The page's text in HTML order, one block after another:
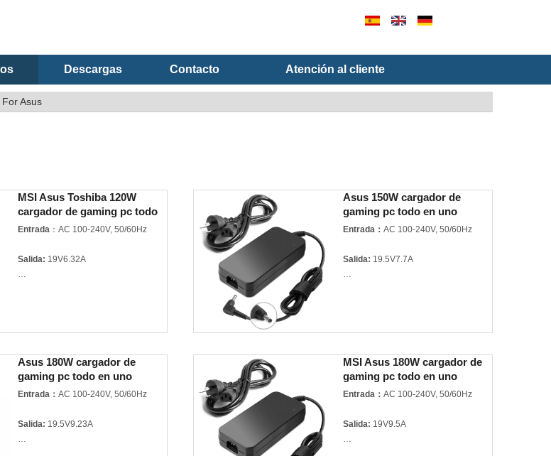
Descargas Contacto Atención al cliente
For Asus
MSI Asus Toshiba 120W
cargador de gaming pc todo
en uno adaptador de
Entrada ：AC 100-240V, 50/60Hz
Salida: 19V6.32A
Modelo:Q130-19V6.32A 5.5*2.5mm
TOSHIBA
Asus 150W cargador de
gaming pc todo en uno
adaptador de notebook
Entrada： AC 100-240V, 50/60Hz
Salida: 19.5V7.7A
Modelo:A190-19.5V7.7A 5.5*2.5mm
Asus 180W cargador de
gaming pc todo en uno
adaptador de notebook
Entrada： AC 100-240V, 50/60Hz
Salida: 19.5V9.23A
MSI Asus 180W cargador de
gaming pc todo en uno
adaptador de notebook
Entrada： AC 100-240V, 50/60Hz
Salida: 19V9.5A